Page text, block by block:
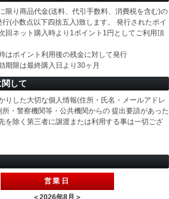
限り商品代金(送料、代引手数料、消費税を含む)の
(小数点以下四捨五入)致します。 発行されたポイ
回ネット購入時より1ポイント1円としてご利用頂
はポイント利用後の残金に対して発行
期限は最終購入日より30ヶ月
して
りした大切な個人情報(住所・氏名・メールアドレ
所・警察機関等・公共機関からの 提出要請があった
を除く第三者に譲渡または利用する事は一切ござ
営業日
＜2026年8月 ＞